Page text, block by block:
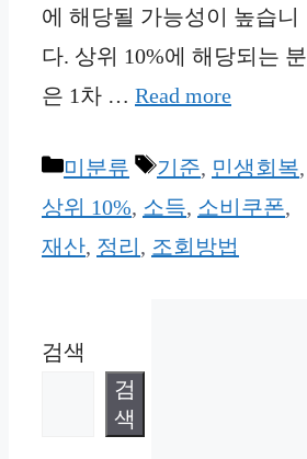
에 해당될 가능성이 높습니
다. 상위 10%에 해당되는 분
은 1차 … Read more
Categories
미분류 Tags
기준, 민생회복,
상위 10%, 소득, 소비쿠폰,
재산, 정리 , 조회방법
검색
검
색